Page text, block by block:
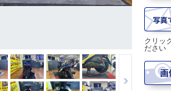
クリッ
ださい